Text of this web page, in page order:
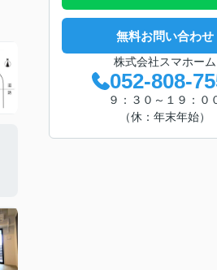
無料お問い合わせ
株式会社スマホーム
052-808-
９：３０～１９：０
（休：年末年始）